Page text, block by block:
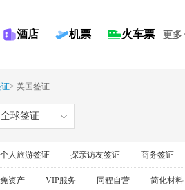
酒店 机票 火车票 更多
> 美国签证
全球签证
个人旅游签证 探亲访友签证 商务签证
免资产 VIP服务 同程自营 简化材料